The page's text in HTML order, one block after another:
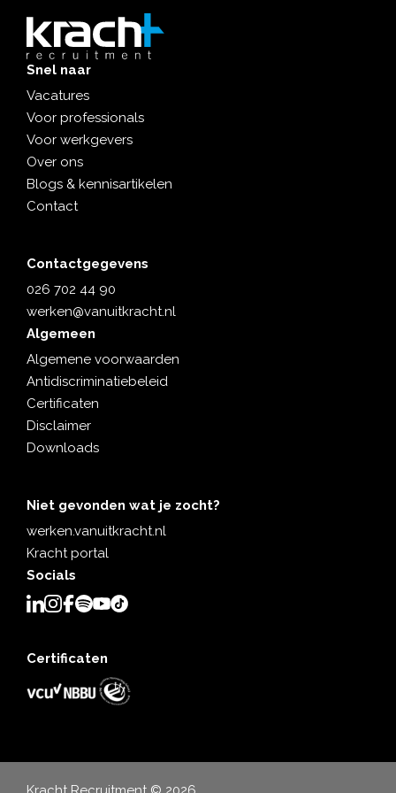
Snel naar
Vacatures
Voor professionals
Voor werkgevers
Over ons
Blogs & kennisartikelen
Contact
Contactgegevens
026 702 44 90
werken@vanuitkracht.nl
Algemeen
Algemene voorwaarden
Antidiscriminatiebeleid
Certificaten
Disclaimer
Downloads
Niet gevonden wat je zocht?
werken.vanuitkracht.nl
Kracht portal
Socials
Certificaten